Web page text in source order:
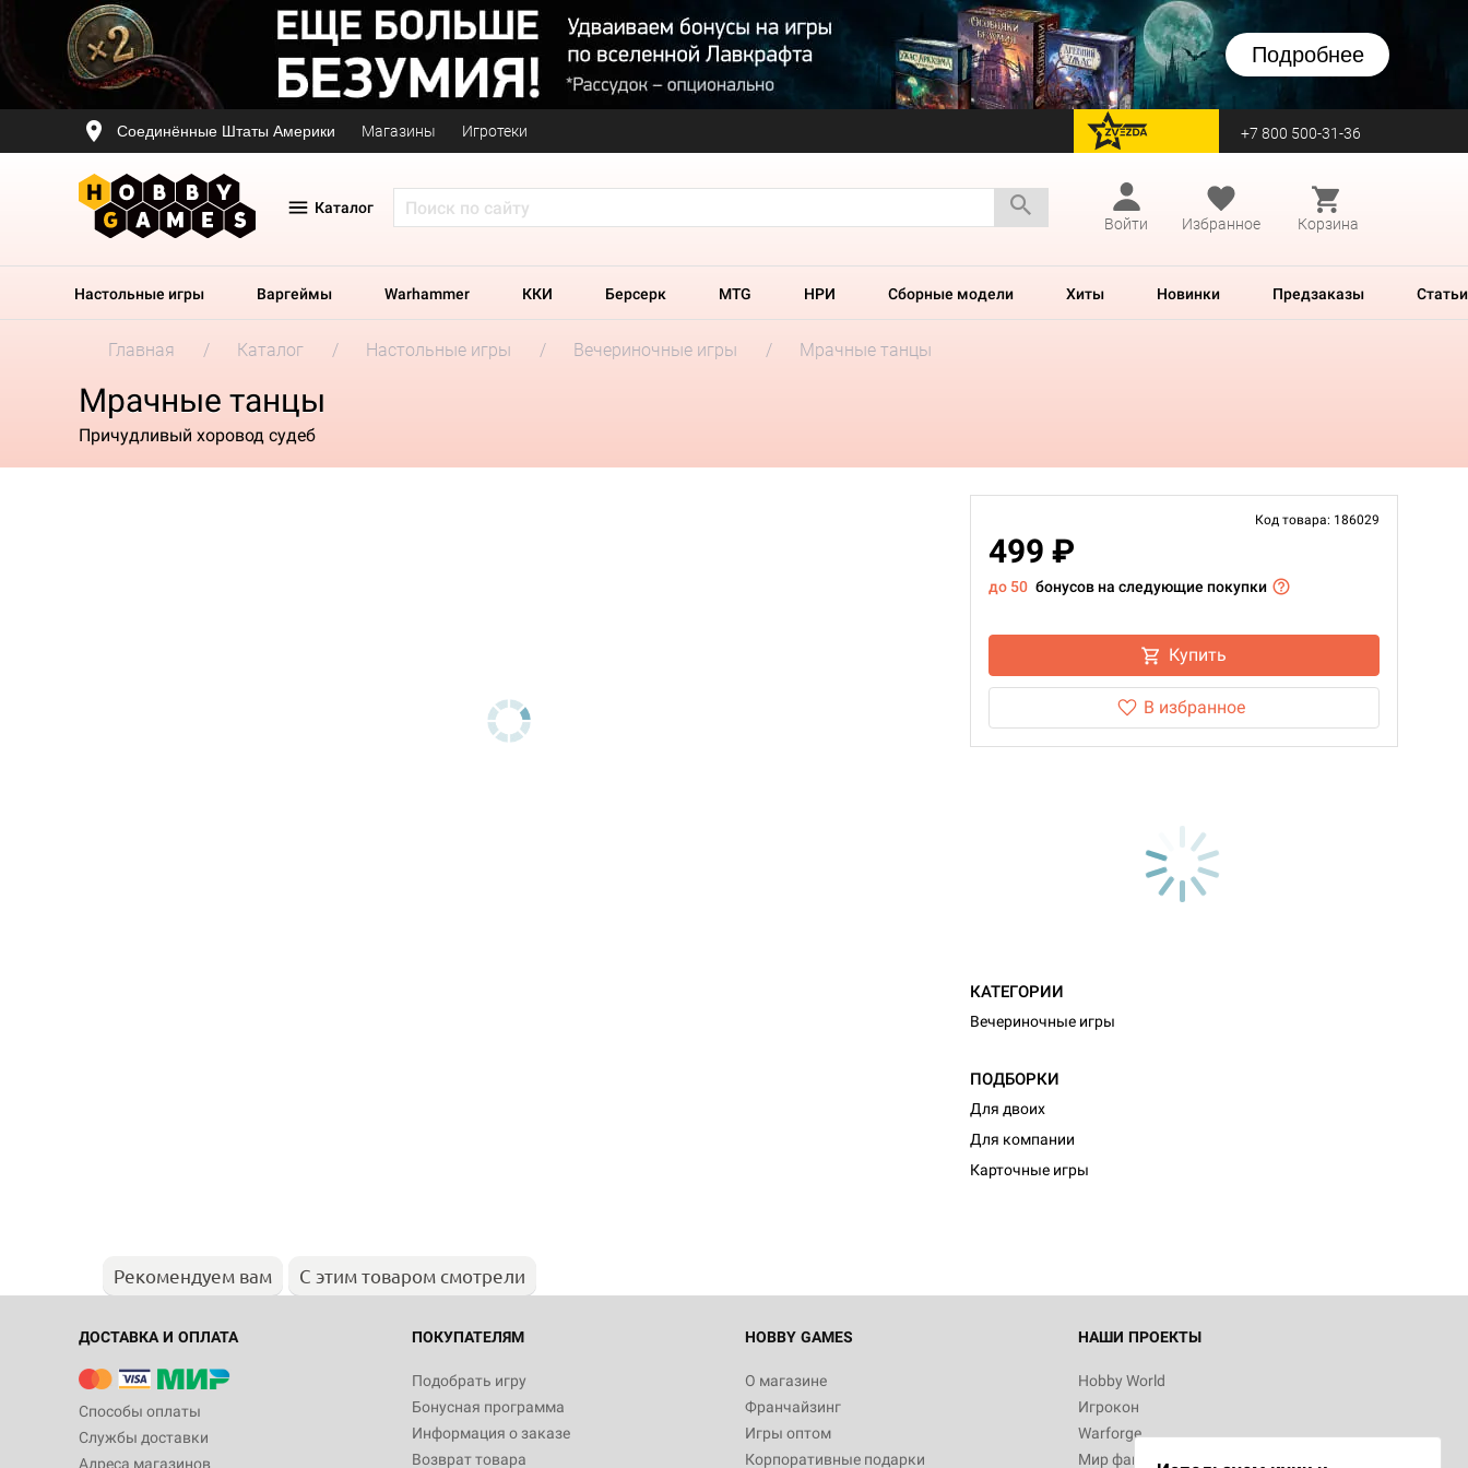
Подробнее
Соединённые Штаты Америки Магазины Игротеки перейти на Zvezda +7 800 500-31-36
Каталог
Войти
Избранное Корзина
Настольные игры Варгеймы Warhammer ККИ Берсерк MTG НРИ Сборные модели Хиты Новинки Предзаказы Статьи
Главная Каталог Настольные игры Вечериночные игры Мрачные танцы
Мрачные танцы
Причудливый хоровод судеб
Код товара: 186029
499 ₽
до 50 бонусов на следующие покупки
Купить
В избранное
КАТЕГОРИИ
Вечериночные игры
ПОДБОРКИ
Для двоих
Для компании
Карточные игры
Рекомендуем вам С этим товаром смотрели
ДОСТАВКА И ОПЛАТА
Способы оплаты
Службы доставки
Адреса магазинов
ПОКУПАТЕЛЯМ
Подобрать игру
Бонусная программа
Информация о заказе
Возврат товара
HOBBY GAMES
О магазине
Франчайзинг
Игры оптом
Корпоративные подарки
НАШИ ПРОЕКТЫ
Hobby World
Игрокон
Warforge
Мир фантастики